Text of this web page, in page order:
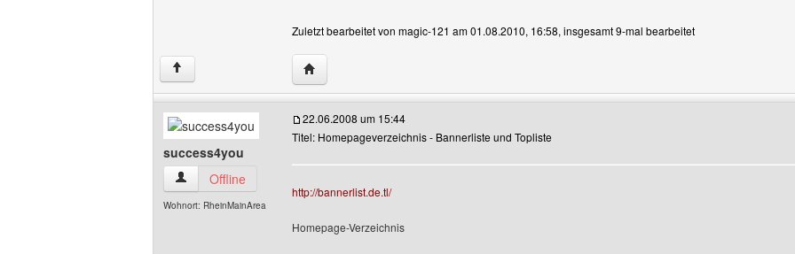
Zuletzt bearbeitet von magic-121 am 01.08.2010, 16:58, insgesamt 9-mal bearbeitet
↑ Website dieses Benutzers besuchen: magic-121
success4you
success4you Benutzer-Profile anzeigen
Offline
Wohnort: RheinMainArea
22.06.2008 um 15:44
Titel: Homepageverzeichnis - Bannerliste und Topliste
http://bannerlist.de.tl/
Homepage-Verzeichnis